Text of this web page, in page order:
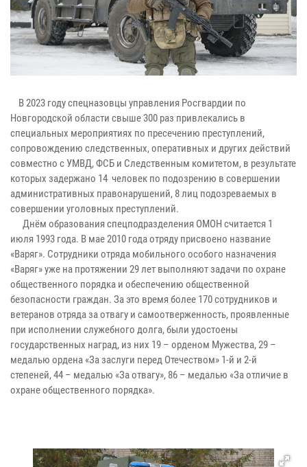
В 2023 году спецназовцы управления Росгвардии по
Новгородской области свыше 300 раз привлекались в
специальных мероприятиях по пресечению преступлений,
сопровождению следственных, оперативных и других действий
совместно с УМВД, ФСБ и Следственным комитетом, в результате
которых задержано 14 человек по подозрению в совершении
административных правонарушений, 8 лиц подозреваемых в
совершении уголовных преступлений.
Днём образования спецподразделения ОМОН считается 1
июля 1993 года. В мае 2010 года отряду присвоено название
«Варяг». Сотрудники отряда мобильного особого назначения
«Варяг» уже на протяжении 29 лет выполняют задачи по охране
общественного порядка и обеспечению общественной
безопасности граждан. За это время более 170 сотрудников и
ветеранов отряда за отвагу и самоотверженность, проявленные
при исполнении служебного долга, были удостоены
государственных наград, из них 19 – орденом Мужества, 29 –
медалью ордена «За заслуги перед Отечеством» 1-й и 2-й
степеней, 44 – медалью «За отвагу», 86 – медалью «За отличие в
охране общественного порядка».